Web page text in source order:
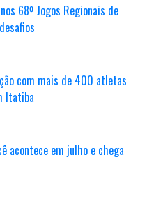
68º Jogos Regionais de
com mais de 400 atletas
Itatiba
acontece em julho e chega